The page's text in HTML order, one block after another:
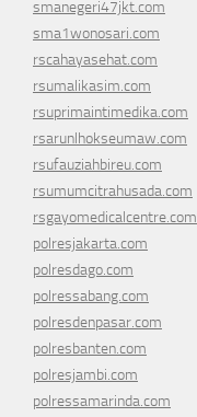
smanegeri47jkt.com
sma1wonosari.com
rscahayasehat.com
rsumalikasim.com
rsuprimaintimedika.com
rsarunlhokseumaw.com
rsufauziahbireu.com
rsumumcitrahusada.com
rsgayomedicalcentre.com
polresjakarta.com
polresdago.com
polressabang.com
polresdenpasar.com
polresbanten.com
polresjambi.com
polressamarinda.com